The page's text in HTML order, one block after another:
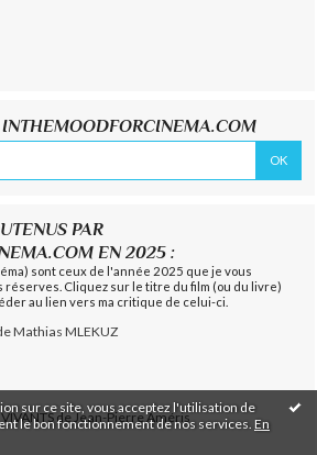
sur ce site, vous acceptez l'utilisation de
le bon fonctionnement de nos services. En
INTHEMOODFORCINEMA.COM
PAR
EN 2025 :
sont ceux de l'année 2025 que je vous
réserves. Cliquez sur le titre du film (ou du livre)
au lien vers ma critique de celui-ci.
Mathias MLEKUZ
de Jean-Pierre Améris